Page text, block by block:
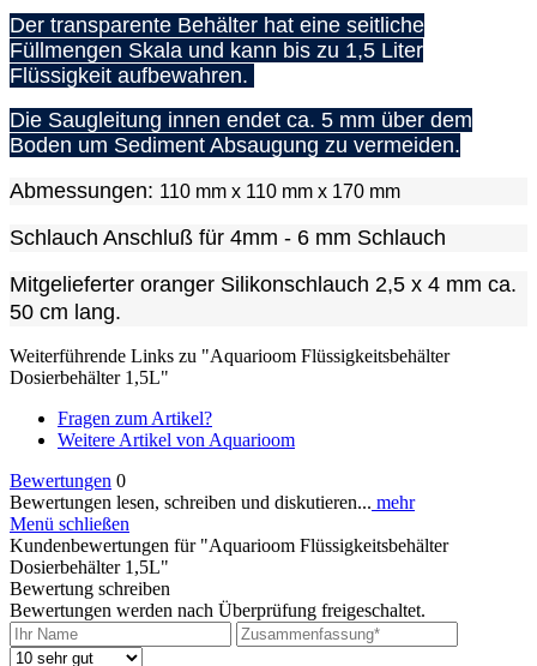
Der transparente Behälter hat eine seitliche
Füllmengen Skala und kann bis zu 1,5 Liter
Flüssigkeit aufbewahren.
Die Saugleitung innen endet ca. 5 mm über dem
Boden um Sediment Absaugung zu vermeiden.
Abmessungen: 110 mm x 110 mm x 170 mm
Schlauch Anschluß für 4mm - 6 mm Schlauch
Mitgelieferter oranger Silikonschlauch 2,5 x 4 mm ca.
50 cm lang.
Weiterführende Links zu "Aquarioom Flüssigkeitsbehälter
Dosierbehälter 1,5L"
Fragen zum Artikel?
Weitere Artikel von Aquarioom
Bewertungen 0
Bewertungen lesen, schreiben und diskutieren... mehr
Menü schließen
Kundenbewertungen für "Aquarioom Flüssigkeitsbehälter
Dosierbehälter 1,5L"
Bewertung schreiben
Bewertungen werden nach Überprüfung freigeschaltet.